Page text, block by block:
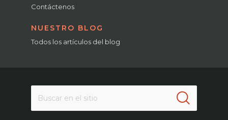
Contáctenos
NUESTRO BLOG
Todos los artículos del blog